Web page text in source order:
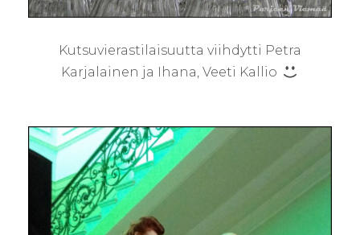
Kutsuvierastilaisuutta viihdytti Petra
Karjalainen ja Ihana, Veeti Kallio